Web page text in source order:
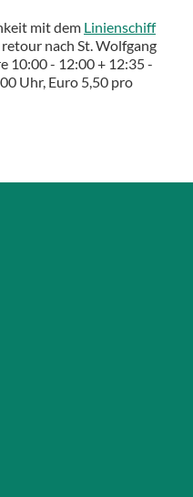
mit dem Linienschiff
nach St. Wolfgang
10:00 - 12:00 + 12:35 -
Uhr, Euro 5,50 pro